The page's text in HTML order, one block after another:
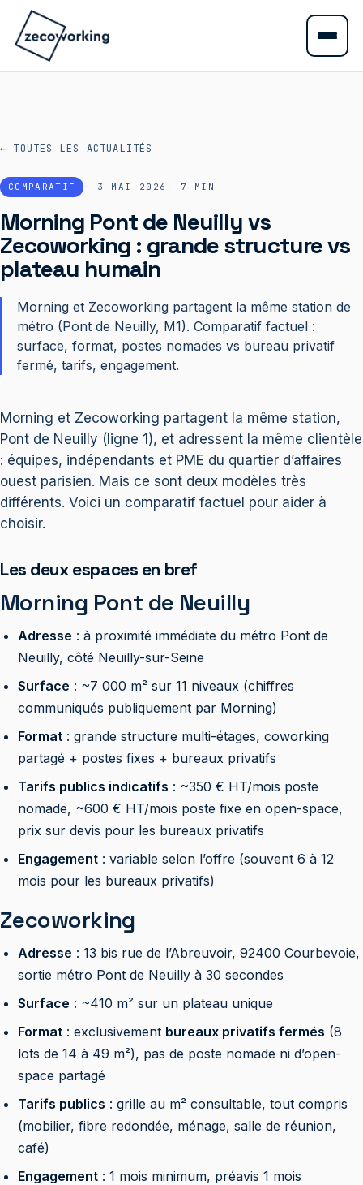
← TOUTES LES ACTUALITÉS
COMPARATIF 3 MAI 2026 7 MIN
Morning Pont de Neuilly vs
Zecoworking : grande structure vs
plateau humain
Morning et Zecoworking partagent la même station de
métro (Pont de Neuilly, M1). Comparatif factuel :
surface, format, postes nomades vs bureau privatif
fermé, tarifs, engagement.
Morning et Zecoworking partagent la même station,
Pont de Neuilly (ligne 1), et adressent la même clientèle
: équipes, indépendants et PME du quartier d’affaires
ouest parisien. Mais ce sont deux modèles très
différents. Voici un comparatif factuel pour aider à
choisir.
Les deux espaces en bref
Morning Pont de Neuilly
Adresse : à proximité immédiate du métro Pont de
Neuilly, côté Neuilly-sur-Seine
Surface : ~7 000 m² sur 11 niveaux (chiffres
communiqués publiquement par Morning)
Format : grande structure multi-étages, coworking
partagé + postes fixes + bureaux privatifs
Tarifs publics indicatifs : ~350 € HT/mois poste
nomade, ~600 € HT/mois poste fixe en open-space,
prix sur devis pour les bureaux privatifs
Engagement : variable selon l’offre (souvent 6 à 12
mois pour les bureaux privatifs)
Zecoworking
Adresse : 13 bis rue de l’Abreuvoir, 92400 Courbevoie,
sortie métro Pont de Neuilly à 30 secondes
Surface : ~410 m² sur un plateau unique
Format : exclusivement bureaux privatifs fermés (8
lots de 14 à 49 m²), pas de poste nomade ni d’open-
space partagé
Tarifs publics : grille au m² consultable, tout compris
(mobilier, fibre redondée, ménage, salle de réunion,
café)
Engagement : 1 mois minimum, préavis 1 mois